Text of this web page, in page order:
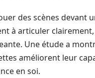
des scènes devant
à articuler
Une étude a
améliorent leur
en soi.